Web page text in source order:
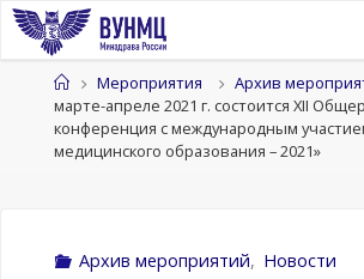
Перейти
содержимому
ГлавнаяМероприятия Архив
марте-апреле 2021 г. состоится XII
конференция с международным
медицинского образования – 2021»
Архив мероприятий, Новости